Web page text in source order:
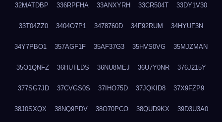
32MATDBP 336RPFHA 33ANXYRH 33CR504T 33DY1V30
33T04ZZ0 3404O7P1 3478760D 34F92RUM 34HYUF3N
34Y7PBO1 357AGF1F 35AF37G3 35HVS0VG 35MJZMAN
35O1QNFZ 36HUTLDS 36NU8MEJ 36U7Y0NR 376J215Y
377SG7JD 37CVGS0S 37IHO75D 37JQKID8 37X9FZP9
38J0SXQX 38NQ9PDV 38O70PCO 38QUD9KX 39D3U3A0